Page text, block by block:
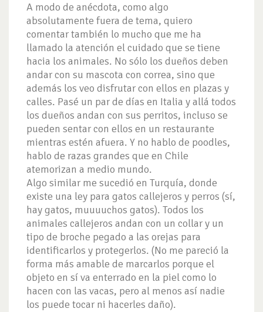
A modo de anécdota, como algo
absolutamente fuera de tema, quiero
comentar también lo mucho que me ha
llamado la atención el cuidado que se tiene
hacia los animales. No sólo los dueños deben
andar con su mascota con correa, sino que
además los veo disfrutar con ellos en plazas y
calles. Pasé un par de días en Italia y allá todos
los dueños andan con sus perritos, incluso se
pueden sentar con ellos en un restaurante
mientras estén afuera. Y no hablo de poodles,
hablo de razas grandes que en Chile
atemorizan a medio mundo.
Algo similar me sucedió en Turquía, donde
existe una ley para gatos callejeros y perros (sí,
hay gatos, muuuuchos gatos). Todos los
animales callejeros andan con un collar y un
tipo de broche pegado a las orejas para
identificarlos y protegerlos. (No me pareció la
forma más amable de marcarlos porque el
objeto en sí va enterrado en la piel como lo
hacen con las vacas, pero al menos así nadie
los puede tocar ni hacerles daño).